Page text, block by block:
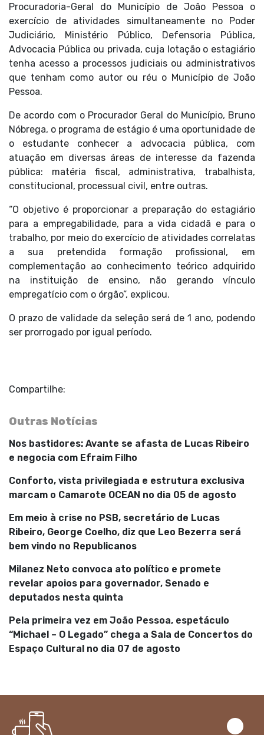
Procuradoria-Geral do Município de João Pessoa o
exercício de atividades simultaneamente no Poder
Judiciário, Ministério Público, Defensoria Pública,
Advocacia Pública ou privada, cuja lotação o estagiário
tenha acesso a processos judiciais ou administrativos
que tenham como autor ou réu o Município de João
Pessoa.
De acordo com o Procurador Geral do Município, Bruno
Nóbrega, o programa de estágio é uma oportunidade de
o estudante conhecer a advocacia pública, com
atuação em diversas áreas de interesse da fazenda
pública: matéria fiscal, administrativa, trabalhista,
constitucional, processual civil, entre outras.
“O objetivo é proporcionar a preparação do estagiário
para a empregabilidade, para a vida cidadã e para o
trabalho, por meio do exercício de atividades correlatas
a sua pretendida formação profissional, em
complementação ao conhecimento teórico adquirido
na instituição de ensino, não gerando vínculo
empregatício com o órgão”, explicou.
O prazo de validade da seleção será de 1 ano, podendo
ser prorrogado por igual período.
Compartilhe:
Outras Notícias
Nos bastidores: Avante se afasta de Lucas Ribeiro
e negocia com Efraim Filho
Conforto, vista privilegiada e estrutura exclusiva
marcam o Camarote OCEAN no dia 05 de agosto
Em meio à crise no PSB, secretário de Lucas
Ribeiro, George Coelho, diz que Leo Bezerra será
bem vindo no Republicanos
Milanez Neto convoca ato político e promete
revelar apoios para governador, Senado e
deputados nesta quinta
Pela primeira vez em João Pessoa, espetáculo
“Michael – O Legado” chega a Sala de Concertos do
Espaço Cultural no dia 07 de agosto